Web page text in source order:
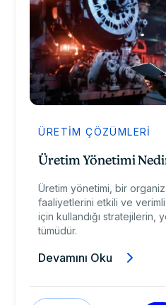
ÜRETIM ÇÖZÜMLERI
Üretim Yönetimi
Üretim yönetimi, bir
faaliyetlerini etkili ve
için kullandığı stratejilerin,
tümüdür.
Devamını Oku